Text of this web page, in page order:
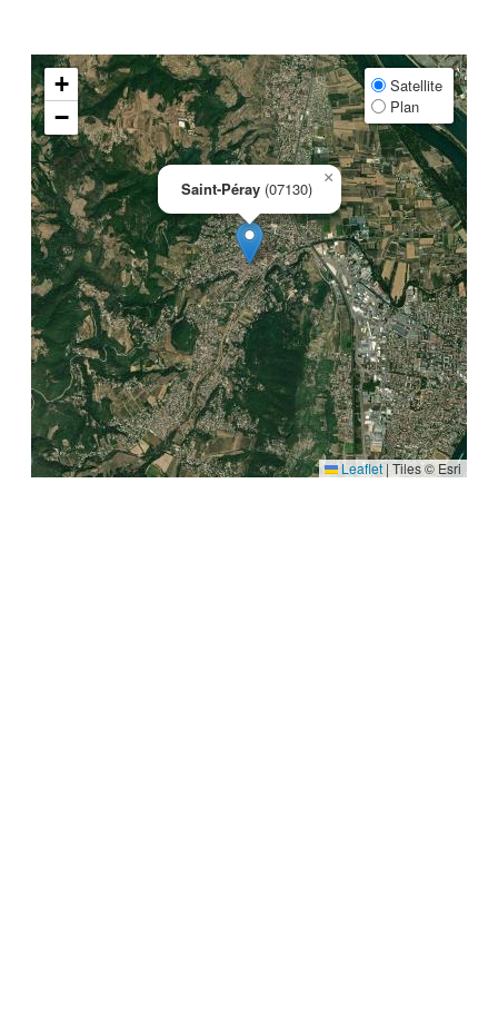
Saint-Péray (07130)
×
+
−
Satellite
Plan
Leaflet|Tiles © Esri